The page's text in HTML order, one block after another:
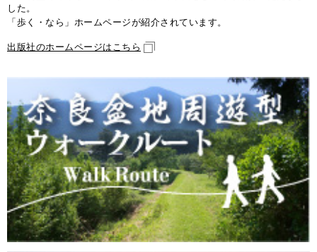
した。
「歩く・なら」ホームページが紹介されています。
出版社のホームページはこちら